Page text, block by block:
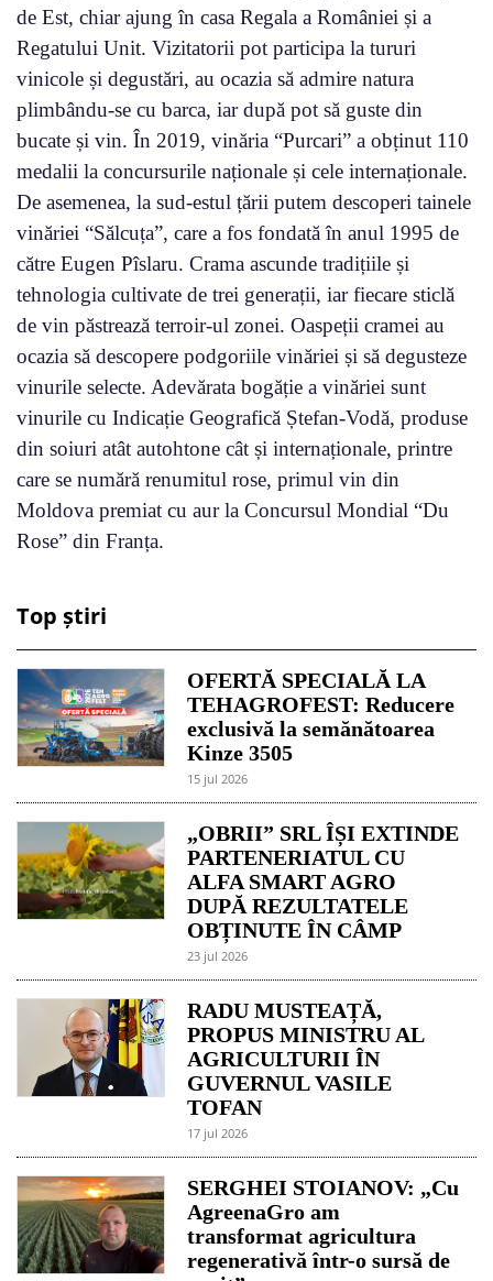
de Est, chiar ajung în casa Regala a României și a
Regatului Unit. Vizitatorii pot participa la tururi
vinicole și degustări, au ocazia să admire natura
plimbându-se cu barca, iar după pot să guste din
bucate și vin. În 2019, vinăria “Purcari” a obținut 110
medalii la concursurile naționale și cele internaționale.
De asemenea, la sud-estul țării putem descoperi tainele
vinăriei “Sălcuța”, care a fos fondată în anul 1995 de
către Eugen Pîslaru. Crama ascunde tradițiile și
tehnologia cultivate de trei generații, iar fiecare sticlă
de vin păstrează terroir-ul zonei. Oaspeții cramei au
ocazia să descopere podgoriile vinăriei și să degusteze
vinurile selecte. Adevărata bogăție a vinăriei sunt
vinurile cu Indicație Geografică Ștefan-Vodă, produse
din soiuri atât autohtone cât și internaționale, printre
care se numără renumitul rose, primul vin din
Moldova premiat cu aur la Concursul Mondial “Du
Rose” din Franța.
Top știri
OFERTĂ SPECIALĂ LA
TEHAGROFEST: Reducere
exclusivă la semănătoarea
Kinze 3505
15 jul 2026
„OBRII” SRL ÎȘI EXTINDE
PARTENERIATUL CU
ALFA SMART AGRO
DUPĂ REZULTATELE
OBȚINUTE ÎN CÂMP
23 jul 2026
RADU MUSTEAȚĂ,
PROPUS MINISTRU AL
AGRICULTURII ÎN
GUVERNUL VASILE
TOFAN
17 jul 2026
SERGHEI STOIANOV: „Cu
AgreenaGro am
transformat agricultura
regenerativă într-o sursă de